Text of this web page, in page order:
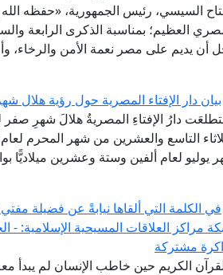
السيسي، رئيس الجمهورية، «حفظه
العظيم؛ بمناسبة الذكرى الرابعة
أن يديم على مصر نعمة الأمن والرخاء،
بيان دار الإفتاء المصرية حول رؤية هلال شهر
دارُ الإفتاءِ المصريةُ هلالَ شهرِ
التاسع والعشرين من شهر المحرم
يوليو لعام ألفين وستة وعشرين ميلاديًّا
في الكلمة التي ألقاها نيابةً عن فضيلة
مراكز العلاقات المسيحية الإسلامية: -
مشتركة
الكريم حين خاطب الإنسان لم يبدأ